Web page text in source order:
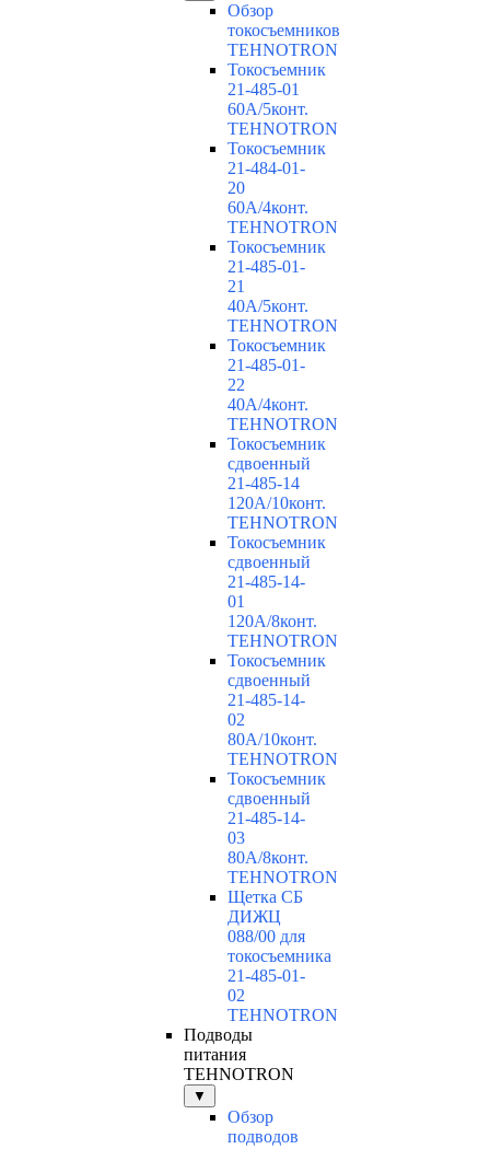
Обзор
токосъемников
TEHNOTRON
Токосъемник
21-485-01
60А/5конт.
TEHNOTRON
Токосъемник
21-484-01-
20
60А/4конт.
TEHNOTRON
Токосъемник
21-485-01-
21
40А/5конт.
TEHNOTRON
Токосъемник
21-485-01-
22
40А/4конт.
TEHNOTRON
Токосъемник
сдвоенный
21-485-14
120А/10конт.
TEHNOTRON
Токосъемник
сдвоенный
21-485-14-
01
120А/8конт.
TEHNOTRON
Токосъемник
сдвоенный
21-485-14-
02
80А/10конт.
TEHNOTRON
Токосъемник
сдвоенный
21-485-14-
03
80А/8конт.
TEHNOTRON
Щетка СБ
ДИЖЦ
088/00 для
токосъемника
21-485-01-
02
TEHNOTRON
Подводы
питания
TEHNOTRON
▼
Обзор
подводов